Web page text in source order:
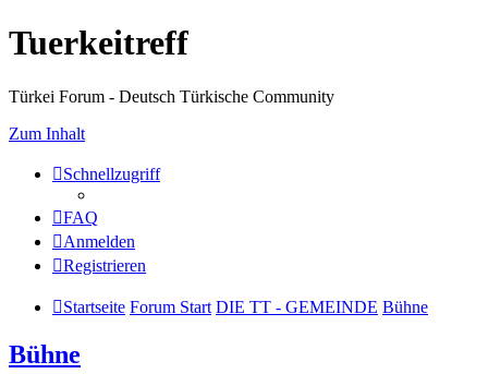
Tuerkeitreff
Türkei Forum - Deutsch Türkische Community
Zum Inhalt
Schnellzugriff
FAQ
Anmelden
Registrieren
Startseite Forum Start DIE TT - GEMEINDE Bühne
Bühne